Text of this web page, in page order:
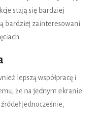
stają się bardziej
bardziej zainteresowani
lepszą współpracę i
że na jednym ekranie
jednocześnie,